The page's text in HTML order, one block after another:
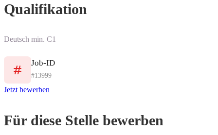
Qualifikation
Deutsch min. C1
Job-ID
#13999
Jetzt bewerben
Für diese Stelle bewerben